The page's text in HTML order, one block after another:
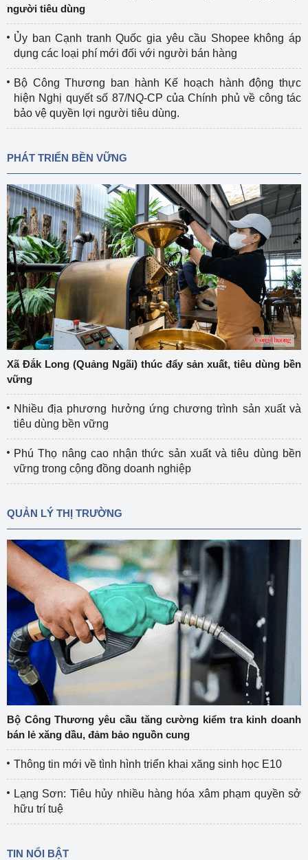
người tiêu dùng
Ủy ban Cạnh tranh Quốc gia yêu cầu Shopee không áp
dụng các loại phí mới đối với người bán hàng
Bộ Công Thương ban hành Kế hoạch hành động thực
hiện Nghị quyết số 87/NQ-CP của Chính phủ về công tác
bảo vệ quyền lợi người tiêu dùng.
PHÁT TRIỂN BỀN VỮNG
Xã Đắk Long (Quảng Ngãi) thúc đẩy sản xuất, tiêu dùng bền
vững
Nhiều địa phương hưởng ứng chương trình sản xuất và
tiêu dùng bền vững
Phú Thọ nâng cao nhận thức sản xuất và tiêu dùng bền
vững trong cộng đồng doanh nghiệp
QUẢN LÝ THỊ TRƯỜNG
Bộ Công Thương yêu cầu tăng cường kiểm tra kinh doanh
bán lẻ xăng dầu, đảm bảo nguồn cung
Thông tin mới về tình hình triển khai xăng sinh học E10
Lạng Sơn: Tiêu hủy nhiều hàng hóa xâm phạm quyền sở
hữu trí tuệ
TIN NỔI BẬT